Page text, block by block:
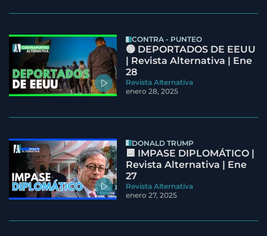
CONTRA - PUNTEO
🟢 DEPORTADOS DE EEUU
| Revista Alternativa | Ene
28
Revista Alternativa
enero 28, 2025
DONALD TRUMP
🟦 IMPASE DIPLOMÁTICO |
Revista Alternativa | Ene
27
Revista Alternativa
enero 27, 2025